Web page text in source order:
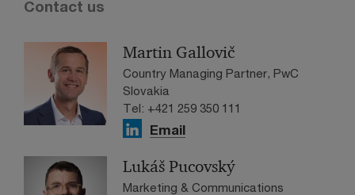
Contact us
Martin Gallovič
Country Managing Partner, PwC
Slovakia
Tel: +421 259 350 111
Email
Lukáš Pucovský
Marketing & Communications